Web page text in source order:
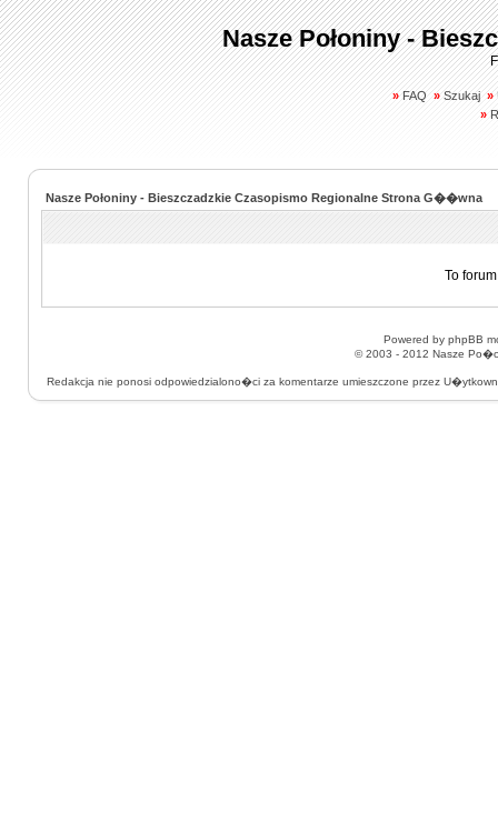
Nasze Połoniny -
» FAQ » Szukaj »
»
Nasze Połoniny - Bieszczadzkie Czasopismo Regionalne Strona G��wna
To
Powered by phpBB
© 2003 - 2012 Nasze
Redakcja nie ponosi odpowiedzialono�ci za komentarze umieszczone przez